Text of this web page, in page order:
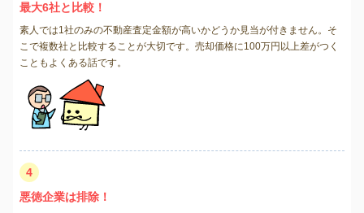
最大6社と比較！
素人では1社のみの不動産査定金額が高いかどうか見当が付きません。そ
こで複数社と比較することが大切です。売却価格に100万円以上差がつく
こともよくある話です。
4
悪徳企業は排除！